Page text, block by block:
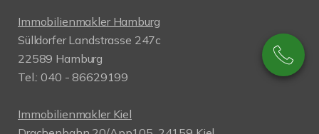
Immobilienmakler Hamburg
Sülldorfer Landstrasse 247c
22589 Hamburg
Tel.: 040 - 86629199
Immobilienmakler Kiel